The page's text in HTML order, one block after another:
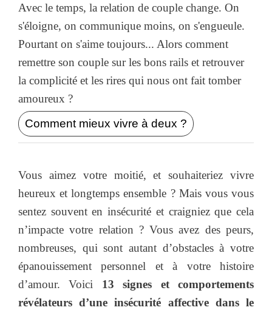
Avec le temps, la relation de couple change. On
s'éloigne, on communique moins, on s'engueule.
Pourtant on s'aime toujours... Alors comment
remettre son couple sur les bons rails et retrouver
la complicité et les rires qui nous ont fait tomber
amoureux ?
Comment mieux vivre à deux ?
Vous aimez votre moitié, et souhaiteriez vivre
heureux et longtemps ensemble ? Mais vous vous
sentez souvent en insécurité et craigniez que cela
n’impacte votre relation ? Vous avez des peurs,
nombreuses, qui sont autant d’obstacles à votre
épanouissement personnel et à votre histoire
d’amour. Voici 13 signes et comportements
révélateurs d’une insécurité affective dans le